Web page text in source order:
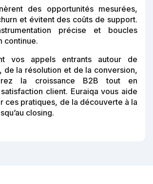
des opportunités mesurées,
et évitent des coûts de support.
précise et boucles
continue.
vos appels entrants autour de
de la résolution et de la conversion,
la croissance B2B tout en
client. Euraiqa vous aide
ces pratiques, de la découverte à la
closing.